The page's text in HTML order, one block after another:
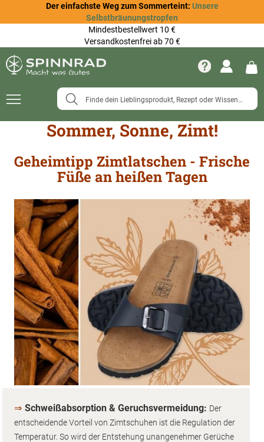
Der einfachste Weg zum Sommerteint: Unsere
Selbstbräunungstropfen
Mindestbestellwert 10 €
Versandkostenfrei ab 70 €
Navigation
Sommer, Sonne, Zimt!
Geheimtipp Zimtlatschen - Frische
Füße an heißen Tagen
⇒ Schweißabsorption & Geruchsvermeidung: Der
entscheidende Vorteil von Zimtschuhen ist die Regulation der
Temperatur. So wird der Entstehung unangenehmer Gerüche